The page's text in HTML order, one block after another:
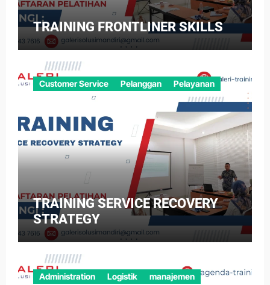
TRAINING FRONTLINER SKILLS
Customer Service Pelanggan Pelayanan
TRAINING SERVICE RECOVERY
STRATEGY
Administration Logistik manajemen